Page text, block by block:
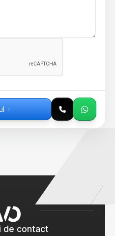
de contact